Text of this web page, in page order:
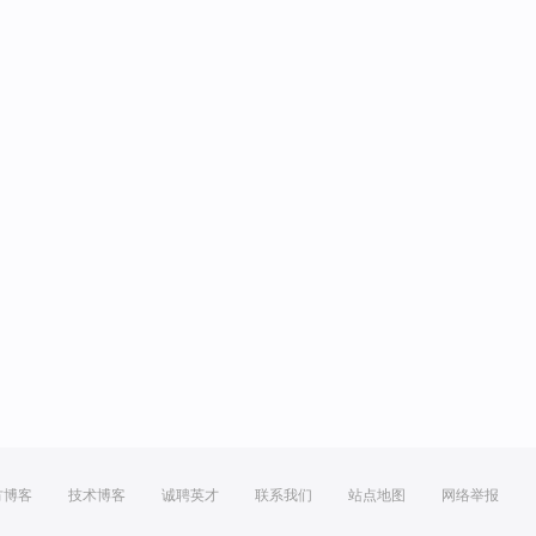
博客 技术博客 诚聘英才 联系我们 站点地图 网络举报